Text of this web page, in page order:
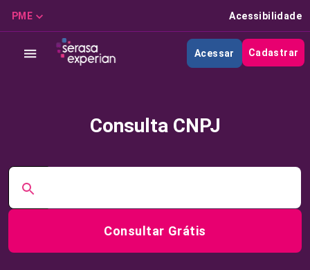
PME Acessibilidade
Acessar Cadastrar
Consulta CNPJ
Consultar Grátis